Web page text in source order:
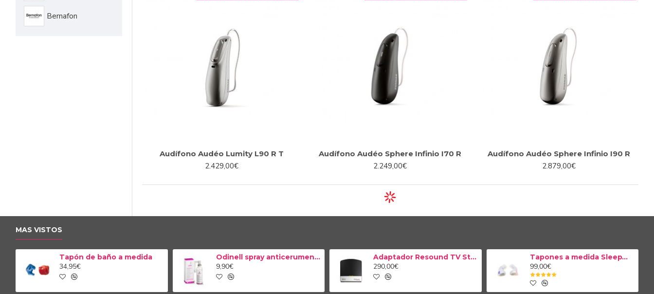
Bernafon
Audífono Audéo Lumity L90 R T
2.429,00€
Audífono Audéo Sphere Infinio I70 R
2.249,00€
Audífono Audéo Sphere Infinio I90 R
2.879,00€
COMPATIBLE CON TELEAUDIOLOGÍA